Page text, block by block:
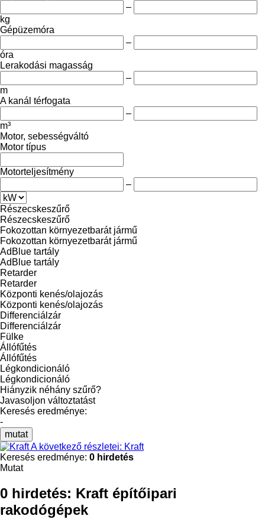
–
kg
Gépüzemóra
–
óra
Lerakodási magasság
–
m
A kanál térfogata
–
m³
Motor, sebességváltó
Motor típus
Motorteljesítmény
–
Részecskeszűrő
Részecskeszűrő
Fokozottan környezetbarát jármű
Fokozottan környezetbarát jármű
AdBlue tartály
AdBlue tartály
Retarder
Retarder
Központi kenés/olajozás
Központi kenés/olajozás
Differenciálzár
Differenciálzár
Fülke
Állófűtés
Állófűtés
Légkondicionáló
Légkondicionáló
Hiányzik néhány szűrő?
Javasoljon változtatást
Keresés eredménye:
-
mutat
A következő részletei: Kraft
Keresés eredménye: 0 hirdetés
Mutat
0 hirdetés: Kraft építőipari
rakodógépek